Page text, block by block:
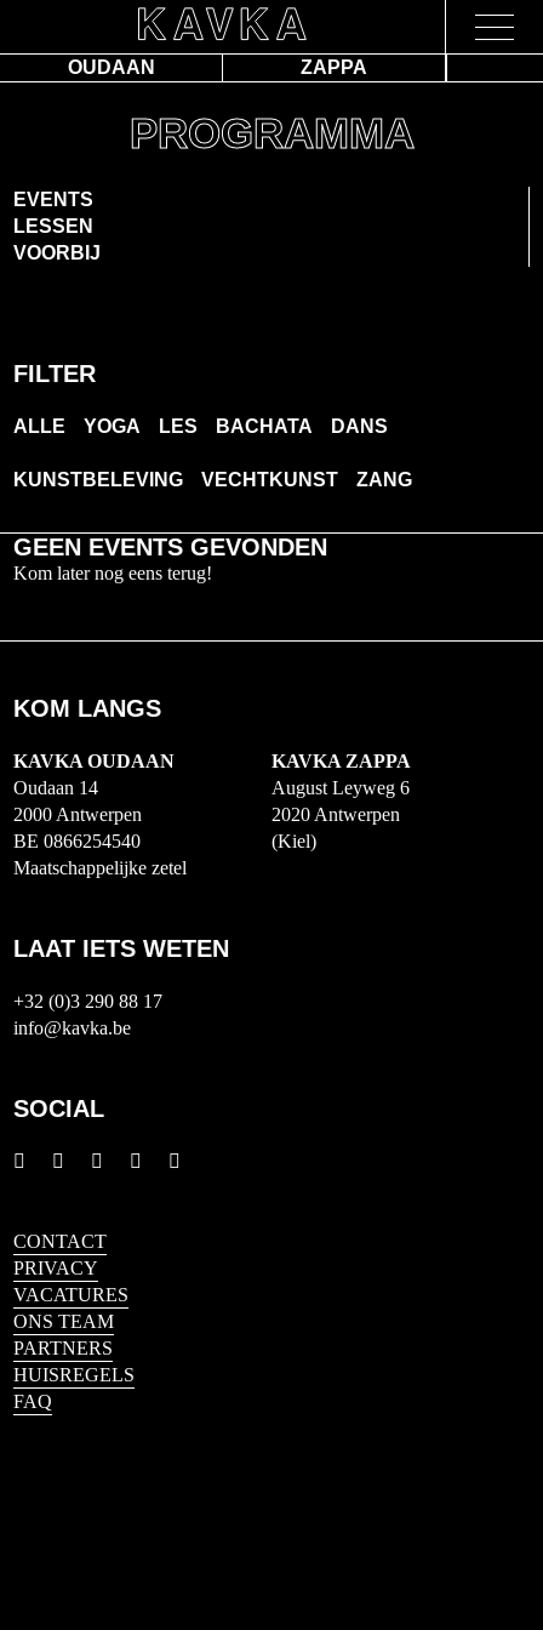
OUDAAN ZAPPA
PROGRAMMA
EVENTS
LESSEN
VOORBIJ
FILTER
ALLE YOGA LES BACHATA DANS
KUNSTBELEVING VECHTKUNST ZANG
GEEN EVENTS GEVONDEN
Kom later nog eens terug!
KOM LANGS
KAVKA OUDAAN
Oudaan 14
2000 Antwerpen
BE 0866254540
Maatschappelijke zetel
KAVKA ZAPPA
August Leyweg 6
2020 Antwerpen
(Kiel)
LAAT IETS WETEN
+32 (0)3 290 88 17
info@kavka.be
SOCIAL
CONTACT
PRIVACY
VACATURES
ONS TEAM
PARTNERS
HUISREGELS
FAQ